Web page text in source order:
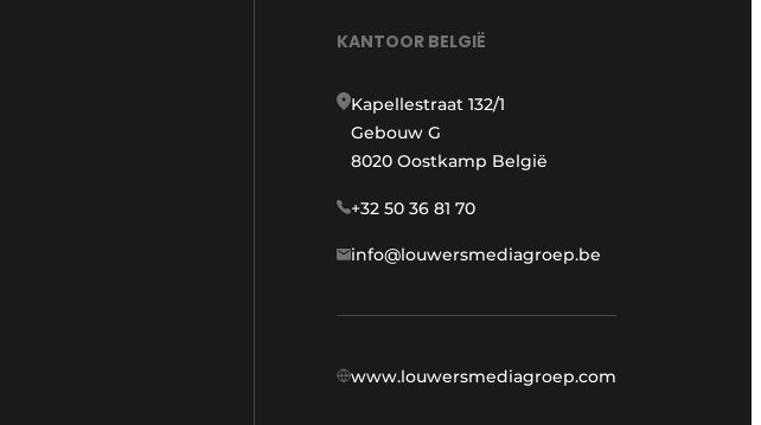
KANTOOR BELGIË
Kapellestraat 132/1
Gebouw G
8020 Oostkamp België
+32 50 36 81 70
info@louwersmediagroep.be
www.louwersmediagroep.com